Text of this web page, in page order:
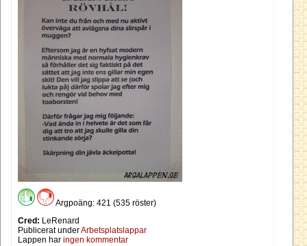
Argpoäng: 421 (535 röster)
Cred: LeRenard
Publicerat underArbetsplatslappar
Lappen har ingen kommentar